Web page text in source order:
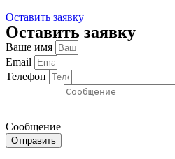
Оставить заявку
Оставить заявку
Ваше имя
Email
Телефон
Сообщение
Отправить